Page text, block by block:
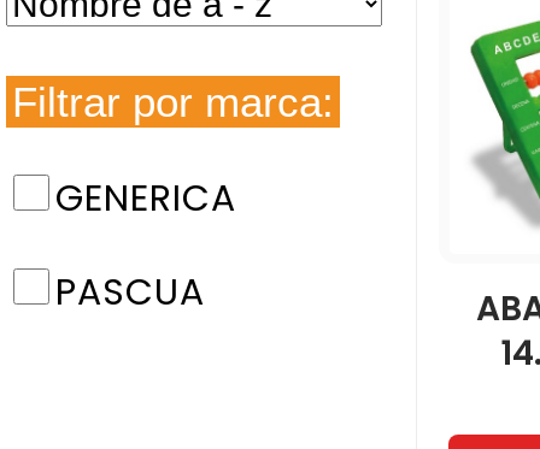
Filtrar por marca:
GENERICA
PASCUA